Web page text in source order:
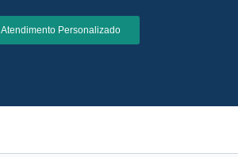
Atendimento Personalizado